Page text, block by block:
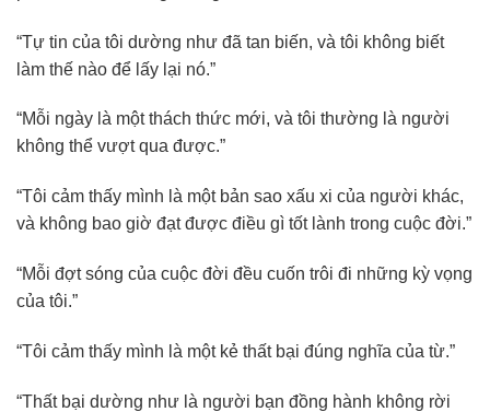
“Tự tin của tôi dường như đã tan biến, và tôi không biết
làm thế nào để lấy lại nó.”
“Mỗi ngày là một thách thức mới, và tôi thường là người
không thể vượt qua được.”
“Tôi cảm thấy mình là một bản sao xấu xi của người khác,
và không bao giờ đạt được điều gì tốt lành trong cuộc đời.”
“Mỗi đợt sóng của cuộc đời đều cuốn trôi đi những kỳ vọng
của tôi.”
“Tôi cảm thấy mình là một kẻ thất bại đúng nghĩa của từ.”
“Thất bại dường như là người bạn đồng hành không rời